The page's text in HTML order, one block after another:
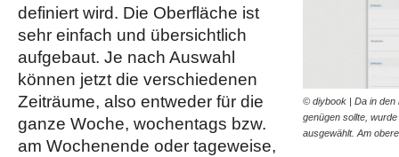
© diybook | Da in den
genügen sollte,
ausgewählt. Am
definiert wird. Die Oberfläche ist
sehr einfach und übersichtlich
aufgebaut. Je nach Auswahl
können jetzt die verschiedenen
Zeiträume, also entweder für die
ganze Woche, wochentags bzw.
am Wochenende oder tageweise,